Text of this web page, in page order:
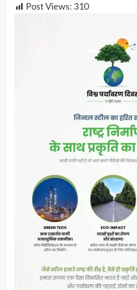
Post Views: 310